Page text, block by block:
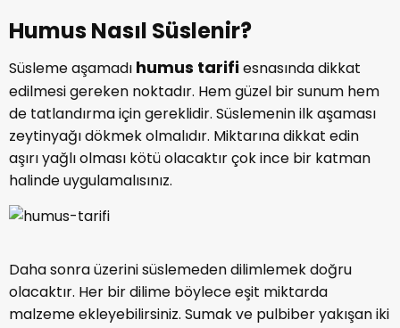
Humus Nasıl Süslenir?
Süsleme aşamadı humus tarifiesnasında dikkat
edilmesi gereken noktadır. Hem güzel bir sunum hem
de tatlandırma için gereklidir. Süslemenin ilk aşaması
zeytinyağı dökmek olmalıdır. Miktarına dikkat edin
aşırı yağlı olması kötü olacaktır çok ince bir katman
halinde uygulamalısınız.
Daha sonra üzerini süslemeden dilimlemek doğru
olacaktır. Her bir dilime böylece eşit miktarda
malzeme ekleyebilirsiniz. Sumak ve pulbiber yakışan iki